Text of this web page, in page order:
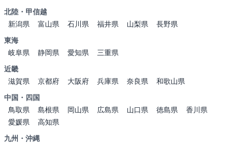
北陸・甲信越
新潟県
富山県 石川県 福井県 山梨県
長野県
東海
岐阜県
静岡県 愛知県
三重県
近畿
滋賀県
京都府 大阪府 兵庫県 奈良県
和歌山県
中国・四国
鳥取県
島根県 岡山県 広島県 山口県 徳島県
香川県
愛媛県
高知県
九州・沖縄